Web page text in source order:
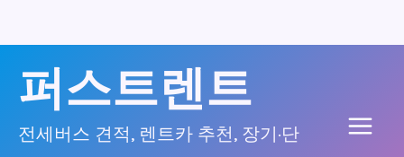
퍼스트렌트
전세버스 견적, 렌트카 추천, 장기·단